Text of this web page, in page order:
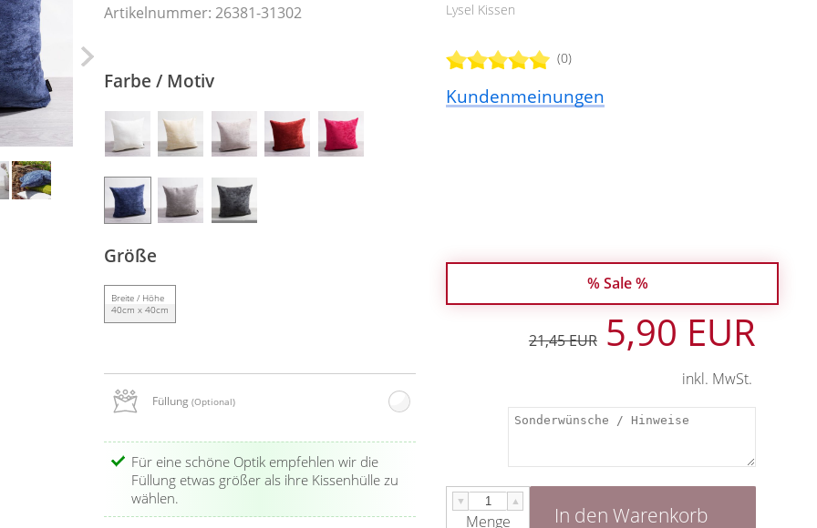
Artikelnummer: 26381-31302
Farbe / Motiv
Größe
Breite / Höhe
40cm x 40cm
Füllung (Optional)
Für eine schöne Optik empfehlen wir die
Füllung etwas größer als ihre Kissenhülle zu
wählen.
Lysel Kissen
(0)
Kundenmeinungen
% Sale %
21,45 EUR 5,90 EUR
inkl. MwSt.
▼ ▲
Menge In den Warenkorb